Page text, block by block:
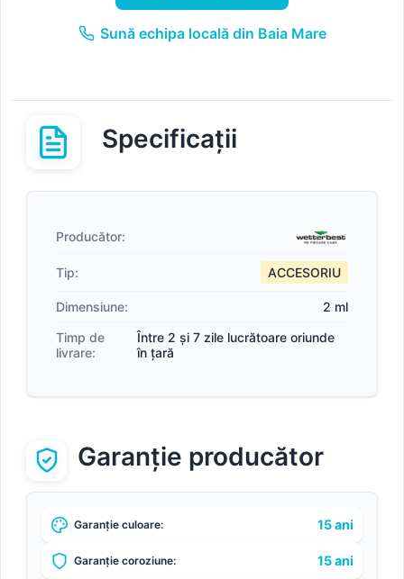
Sună echipa locală din Baia Mare
Specificații
Producător:
Tip: ACCESORIU
Dimensiune:
2 ml
Timp de
livrare:
Între 2 și 7 zile lucrătoare oriunde
în țară
Garanție producător
Garanție culoare: 15 ani
Garanție coroziune: 15 ani